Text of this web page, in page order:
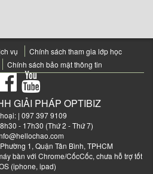
vụ
Chính sách tham gia lớp học
Chính sách bảo mật thông tin
GIẢI PHÁP OPTIBIZ
| 097 397 9109
- 17h30 (Thứ 2 - Thứ 7)
1, Quận Tân Bình, TPHCM
bàn với Chrome/CốcCốc, chưa hỗ trợ tốt
(iphone, ipad)